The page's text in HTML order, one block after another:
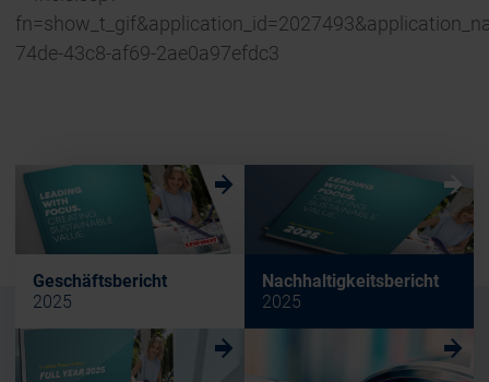
Geschäftsbericht
2025
w
Nachhaltigkeitsbericht
2025
w
w w